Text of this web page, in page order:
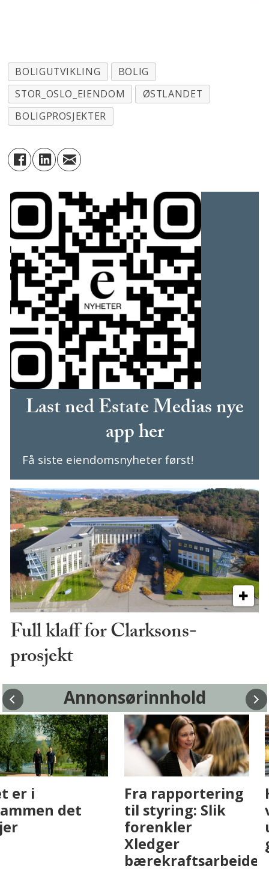
BOLIGUTVIKLING
BOLIG
STOR_OSLO_EIENDOM
ØSTLANDET
BOLIGPROSJEKTER
Last ned Estate Medias nye
app her
Få siste eiendomsnyheter først!
Full klaff for Clarksons-
prosjekt
Annonsørinnhold
Fenistra endrer
eiendomsbransjen
med AI. Slik ser vi
Det er i
Drammen det
skjer